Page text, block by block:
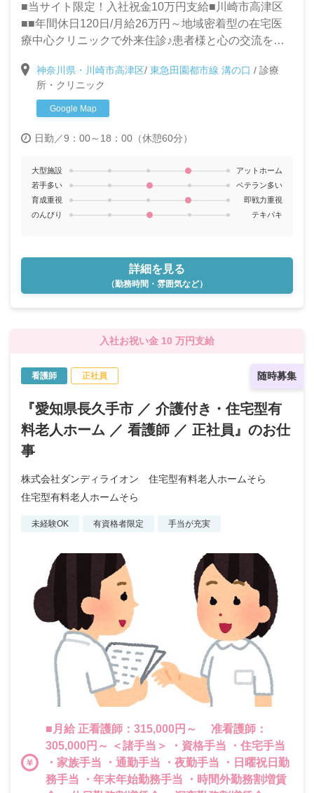
■当サイト限定！入社祝金10万円支給■川崎市高津区
■■年間休日120日/月給26万円～地域密着型の在宅医
療中心クリニックで外来住診♪患者様と心の交流を大
神奈川県・川崎市高津区/ 東急田園都市線 溝の口 / 診療
所・クリニック
Google Map
日勤／9：00～18：00（休憩60分）
大型施設
アットホーム
若手多い
ベテラン多い
育成重視
即戦力重視
のんびり
テキパキ
詳細を見る
（勤務時間・雰囲気など）
入社お祝い金 10 万円支給
随時募集
看護師 正社員
『愛知県長久手市 ／ 介護付き・住宅型有
料老人ホーム ／ 看護師 ／ 正社員』のお仕
事
株式会社ダンディライオン 住宅型有料老人ホームそら
住宅型有料老人ホームそら
未経験OK 有資格者限定 手当が充実
■月給 正看護師：315,000円～ 准看護師：
305,000円～ ＜諸手当＞ ・資格手当 ・住宅手当
・家族手当 ・通勤手当 ・夜勤手当 ・日曜祝日勤
務手当 ・年末年始勤務手当 ・時間外勤務割増賃